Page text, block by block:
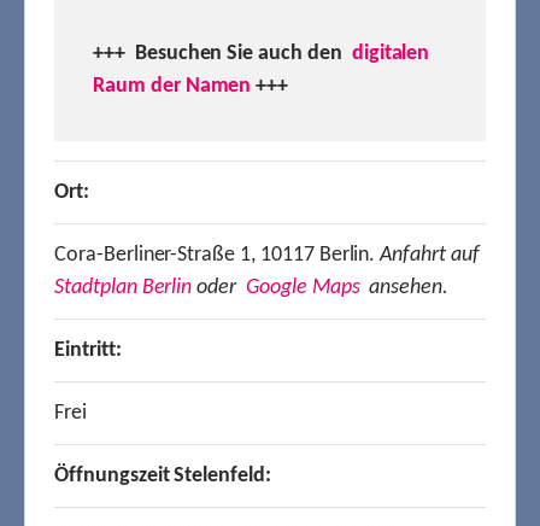
+++ Besuchen Sie auch den digitalen
Raum der Namen +++
Ort:
Cora-Berliner-Straße 1, 10117 Berlin.Anfahrt auf
Stadtplan Berlin oder Google Mapsansehen.
Eintritt:
Frei
Öffnungszeit Stelenfeld: